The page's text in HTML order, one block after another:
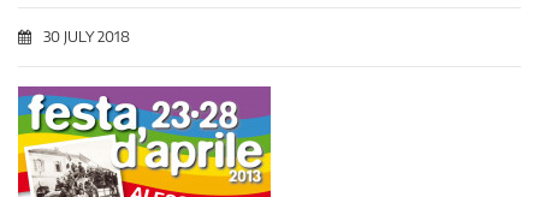
30 JULY 2018